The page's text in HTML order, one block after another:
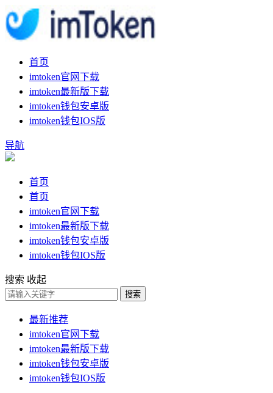
首页
imtoken官网下载
imtoken最新版下载
imtoken钱包安卓版
imtoken钱包IOS版
导航
首页
首页
imtoken官网下载
imtoken最新版下载
imtoken钱包安卓版
imtoken钱包IOS版
搜索 收起
搜索
最新推荐
imtoken官网下载
imtoken最新版下载
imtoken钱包安卓版
imtoken钱包IOS版